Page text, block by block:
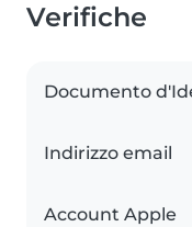
Verifiche
Documento
Indirizzo email
Account Apple